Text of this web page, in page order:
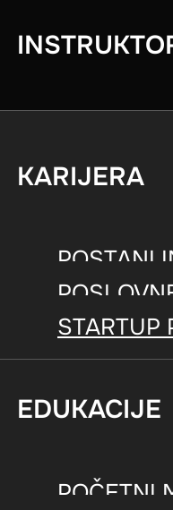
KARIJERA
POSTANI
STARTUP
EDUKACIJE
POČETNI
AUTOR BLOGA
creator and